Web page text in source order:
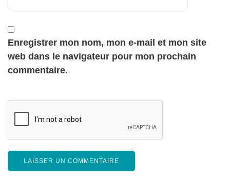
Enregistrer mon nom, mon e-mail et mon site
web dans le navigateur pour mon prochain
commentaire.